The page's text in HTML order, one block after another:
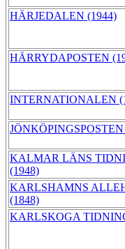
HÄRJEDALEN (1944)
HÄRRYDAPOSTEN
INTERNATIONALEN
JÖNKÖPINGSPOSTEN
KALMAR LÄNS
(1948)
KARLSHAMNS
(1848)
KARLSKOGA